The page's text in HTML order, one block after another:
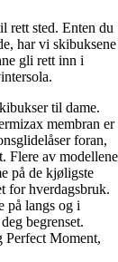
rett sted. Enten du
har vi skibuksene
gli rett inn i
til dame.
membran er
foran,
Flere av modellene
på de kjøligste
for hverdagsbruk.
på langs og i
begrenset.
Perfect Moment,